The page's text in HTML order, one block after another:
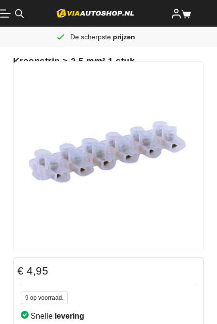
De scherpste prijzen
Kroonstrip > 2,5 mm² 1 stuk
€ 4,95
9 op voorraad.
Snelle levering